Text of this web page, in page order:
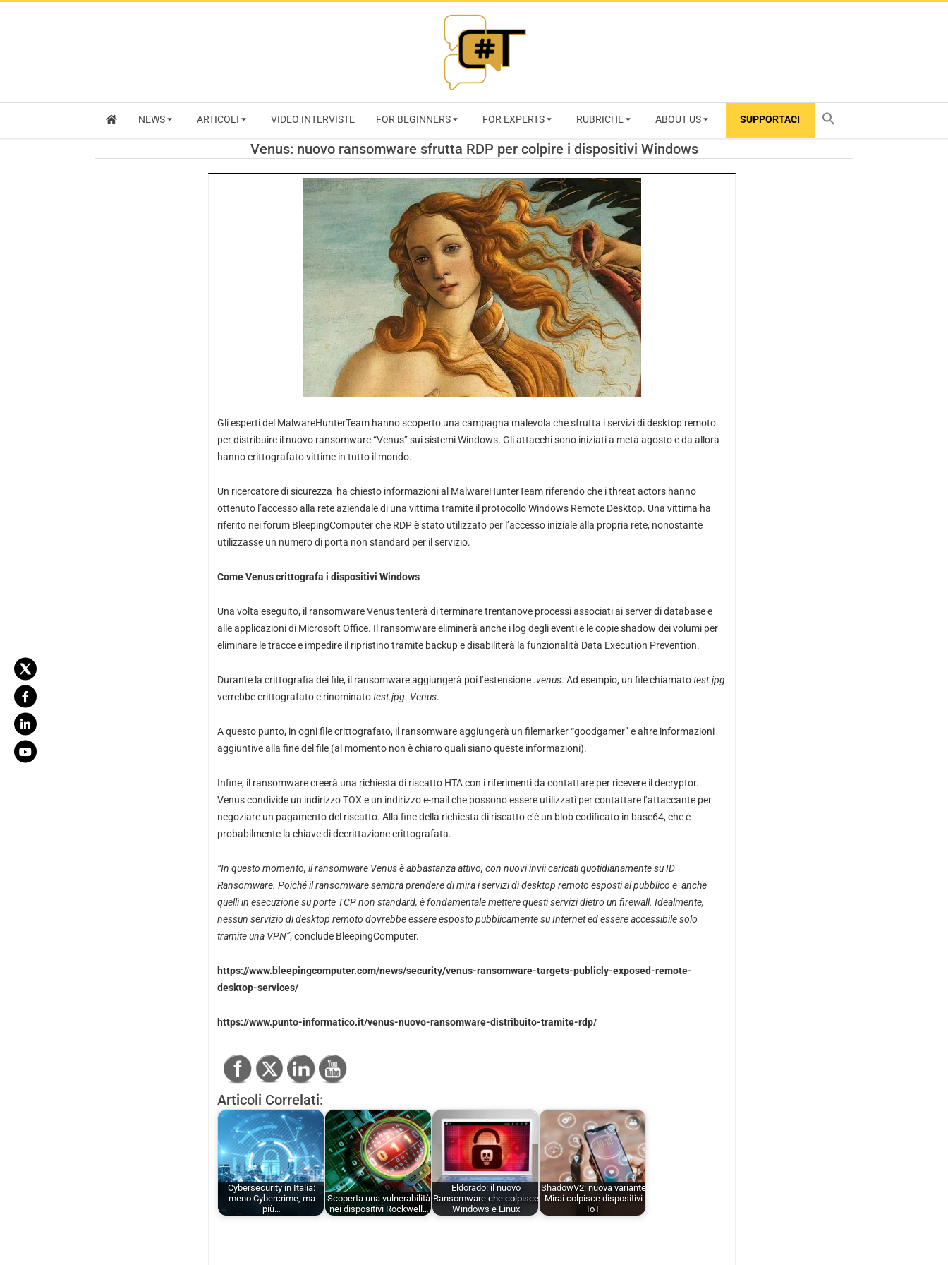
RIVISTA
CYBERSECURITY
TRENDS
NEWS ARTICOLI VIDEO INTERVISTE FOR BEGINNERS FOR EXPERTS RUBRICHE ABOUT US SUPPORTACI
Venus: nuovo ransomware sfrutta RDP per colpire i dispositivi Windows
Gli esperti del MalwareHunterTeam hanno scoperto una campagna malevola che sfrutta i servizi di desktop remoto
per distribuire il nuovo ransomware “Venus” sui sistemi Windows. Gli attacchi sono iniziati a metà agosto e da allora
hanno crittografato vittime in tutto il mondo.
Un ricercatore di sicurezza ha chiesto informazioni al MalwareHunterTeam riferendo che i threat actors hanno
ottenuto l’accesso alla rete aziendale di una vittima tramite il protocollo Windows Remote Desktop. Una vittima ha
riferito nei forum BleepingComputer che RDP è stato utilizzato per l’accesso iniziale alla propria rete, nonostante
utilizzasse un numero di porta non standard per il servizio.
Come Venus crittografa i dispositivi Windows
Una volta eseguito, il ransomware Venus tenterà di terminare trentanove processi associati ai server di database e
alle applicazioni di Microsoft Office. Il ransomware eliminerà anche i log degli eventi e le copie shadow dei volumi per
eliminare le tracce e impedire il ripristino tramite backup e disabiliterà la funzionalità Data Execution Prevention.
Durante la crittografia dei file, il ransomware aggiungerà poi l’estensione.venus. Ad esempio, un file chiamatotest.jpg
verrebbe crittografato e rinominatotest.jpg. Venus.
A questo punto, in ogni file crittografato, il ransomware aggiungerà un filemarker “goodgamer” e altre informazioni
aggiuntive alla fine del file (al momento non è chiaro quali siano queste informazioni).
Infine, il ransomware creerà una richiesta di riscatto HTA con i riferimenti da contattare per ricevere il decryptor.
Venus condivide un indirizzo TOX e un indirizzo e-mail che possono essere utilizzati per contattare l’attaccante per
negoziare un pagamento del riscatto. Alla fine della richiesta di riscatto c’è un blob codificato in base64, che è
probabilmente la chiave di decrittazione crittografata.
“In questo momento, il ransomware Venus è abbastanza attivo, con nuovi invii caricati quotidianamente su ID
Ransomware. Poiché il ransomware sembra prendere di mira i servizi di desktop remoto esposti al pubblico e anche
quelli in esecuzione su porte TCP non standard, è fondamentale mettere questi servizi dietro un firewall. Idealmente,
nessun servizio di desktop remoto dovrebbe essere esposto pubblicamente su Internet ed essere accessibile solo
tramite una VPN”, conclude BleepingComputer.
https://www.bleepingcomputer.com/news/security/venus-ransomware-targets-publicly-exposed-remote-
desktop-services/
https://www.punto-informatico.it/venus-nuovo-ransomware-distribuito-tramite-rdp/
Articoli Correlati:
Cybersecurity in Italia:
meno Cybercrime, ma
più…
Scoperta una vulnerabilità
nei dispositivi Rockwell…
Eldorado: il nuovo
Ransomware che colpisce
Windows e Linux
ShadowV2: nuova variante
Mirai colpisce dispositivi
IoT